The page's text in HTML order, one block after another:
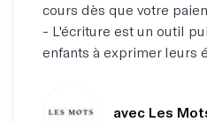
cours dès que votre
- L'écriture est un outil
enfants à exprimer leurs
avec Les